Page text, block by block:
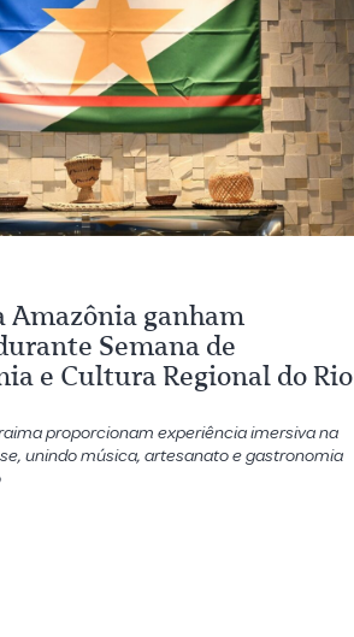
Amazônia ganham
Semana de
e Cultura Regional do Rio
proporcionam experiência imersiva na
unindo música, artesanato e gastronomia